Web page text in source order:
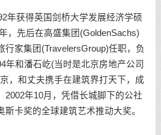
年获得英国剑桥大学发展经济学硕
，先后在高盛集团(GoldenSachs)
行家集团(TravelersGroup)任职，负
年和潘石屹(当时是北京房地产公司
，和丈夫携手在建筑界打天下，成
2002年10月，凭借长城脚下的公社
卡奖的全球建筑艺术推动大奖。